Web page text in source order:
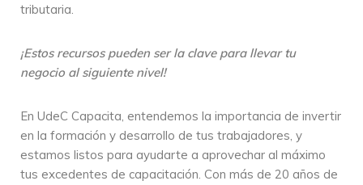
tributaria.
¡Estos recursos pueden ser la clave para llevar tu
negocio al siguiente nivel!
En UdeC Capacita, entendemos la importancia de invertir
en la formación y desarrollo de tus trabajadores, y
estamos listos para ayudarte a aprovechar al máximo
tus excedentes de capacitación. Con más de 20 años de